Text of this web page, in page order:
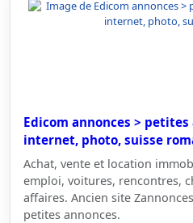
Edicom annonces >
internet, photo, suisse
Achat, vente et location
emploi, voitures, rencontres,
affaires. Ancien site
petites annonces.